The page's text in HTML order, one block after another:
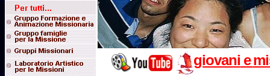
giovani e